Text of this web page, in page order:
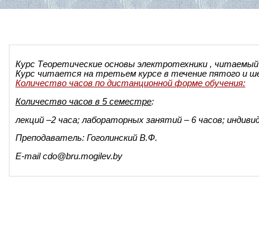
Курс Теоретические основы электротехники , читаемый
Курс читается на третьем курсе в течение пятого и
Количество часов по дистанционной форме обучения:
Количество часов в 5 семестре:
лекций –2 часа; лабораторных занятий – 6 часов;
Преподаватель: Гоголинский В.Ф.
E-mail cdo@bru.mogilev.by